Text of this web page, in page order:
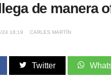
de manera
24 18:19 CARLES MARTÍN
Twitter